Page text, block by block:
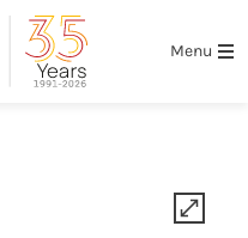
Menu